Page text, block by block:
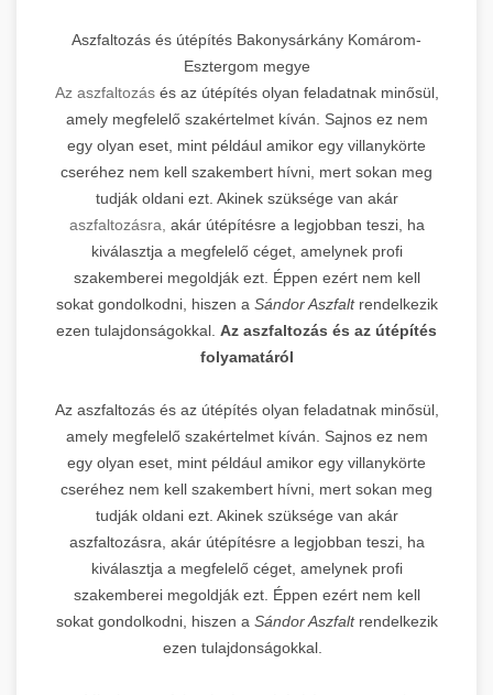
Aszfaltozás és útépítés Bakonysárkány Komárom-
Esztergom megye
Az aszfaltozásés az útépítés olyan feladatnak minősül,
amely megfelelő szakértelmet kíván. Sajnos ez nem
egy olyan eset, mint például amikor egy villanykörte
cseréhez nem kell szakembert hívni, mert sokan meg
tudják oldani ezt. Akinek szüksége van akár
aszfaltozásra, akár útépítésre a legjobban teszi, ha
kiválasztja a megfelelő céget, amelynek profi
szakemberei megoldják ezt. Éppen ezért nem kell
sokat gondolkodni, hiszen a Sándor Aszfaltrendelkezik
ezen tulajdonságokkal. Az aszfaltozás és az útépítés
folyamatáról
Az aszfaltozás és az útépítés olyan feladatnak minősül,
amely megfelelő szakértelmet kíván. Sajnos ez nem
egy olyan eset, mint például amikor egy villanykörte
cseréhez nem kell szakembert hívni, mert sokan meg
tudják oldani ezt. Akinek szüksége van akár
aszfaltozásra, akár útépítésre a legjobban teszi, ha
kiválasztja a megfelelő céget, amelynek profi
szakemberei megoldják ezt. Éppen ezért nem kell
sokat gondolkodni, hiszen a Sándor Aszfaltrendelkezik
ezen tulajdonságokkal.